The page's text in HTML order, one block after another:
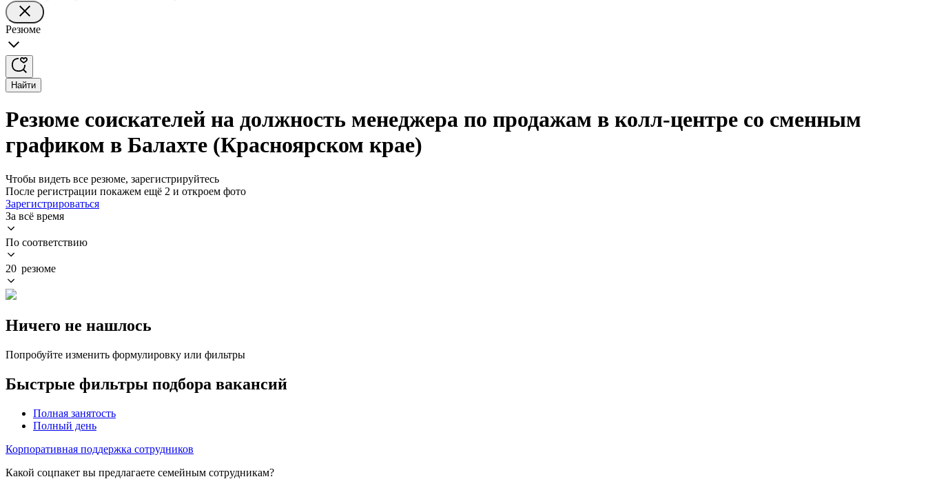
Резюме
Найти
Резюме соискателей на должность менеджера по продажам в колл-центре со сменным
графиком в Балахте (Красноярском крае)
Чтобы видеть все резюме, зарегистрируйтесь
После регистрации покажем ещё 2 и откроем фото
Зарегистрироваться
За всё время
По соответствию
20 резюме
Ничего не нашлось
Попробуйте изменить формулировку или фильтры
Быстрые фильтры подбора вакансий
Полная занятость
Полный день
Корпоративная поддержка сотрудников
Какой соцпакет вы предлагаете семейным сотрудникам?